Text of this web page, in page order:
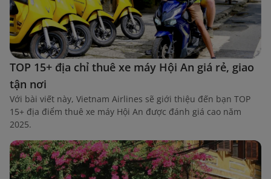
TOP 15+ địa chỉ thuê xe máy Hội An giá rẻ, giao
tận nơi
Với bài viết này, Vietnam Airlines sẽ giới thiệu đến bạn TOP
15+ địa điểm thuê xe máy Hội An được đánh giá cao năm
2025.